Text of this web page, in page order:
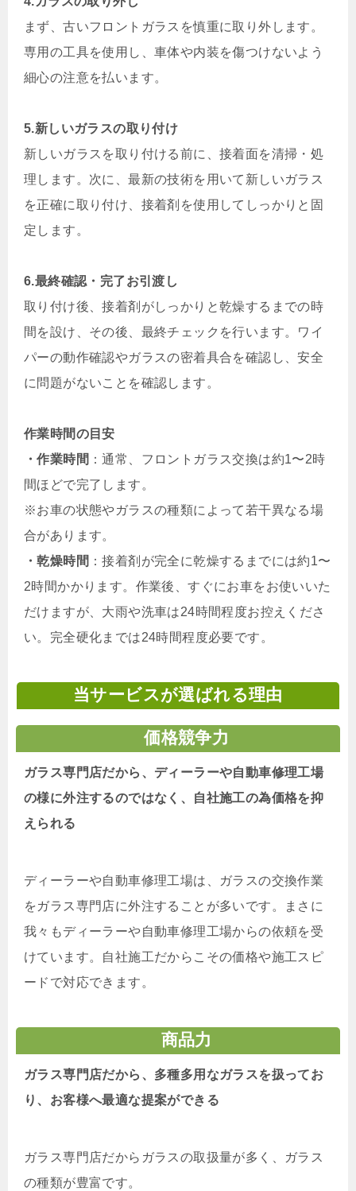
まず、古いフロントガラスを慎重に取り外します。
専用の工具を使用し、車体や内装を傷つけないよう
細心の注意を払います。
5.新しいガラスの取り付け
新しいガラスを取り付ける前に、接着面を清掃・処
理します。次に、最新の技術を用いて新しいガラス
を正確に取り付け、接着剤を使用してしっかりと固
定します。
6.最終確認・完了お引渡し
取り付け後、接着剤がしっかりと乾燥するまでの時
間を設け、その後、最終チェックを行います。ワイ
パーの動作確認やガラスの密着具合を確認し、安全
に問題がないことを確認します。
作業時間の目安
・作業時間 ：通常、フロントガラス交換は約1〜2時
間ほどで完了します。
※お車の状態やガラスの種類によって若干異なる場
合があります。
・乾燥時間 ：接着剤が完全に乾燥するまでには約1〜
2時間かかります。作業後、すぐにお車をお使いいた
だけますが、大雨や洗車は24時間程度お控えくださ
い。完全硬化までは24時間程度必要です。
当サービスが選ばれる理由
価格競争力
ガラス専門店だから、ディーラーや自動車修理工場
の様に外注するのではなく、自社施工の為価格を抑
えられる
ディーラーや自動車修理工場は、ガラスの交換作業
をガラス専門店に外注することが多いです。まさに
我々もディーラーや自動車修理工場からの依頼を受
けています。自社施工だからこその価格や施工スピ
ードで対応できます。
商品力
ガラス専門店だから、多種多用なガラスを扱ってお
り、お客様へ最適な提案ができる
ガラス専門店だからガラスの取扱量が多く、ガラス
の種類が豊富です。